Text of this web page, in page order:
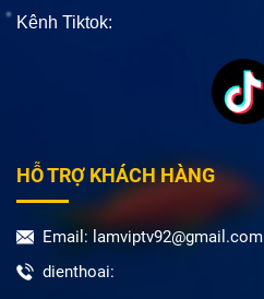
Kênh Tiktok:
HỖ TRỢ KHÁCH HÀNG
Email: lamviptv92@gmail.com
dienthoai: